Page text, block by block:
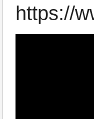
https://